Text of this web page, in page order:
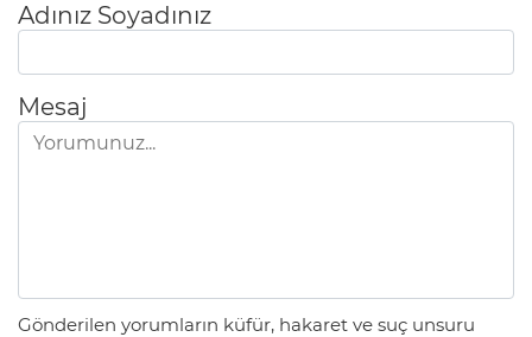
Adınız Soyadınız
Mesaj
Gönderilen yorumların küfür, hakaret ve suç unsuru